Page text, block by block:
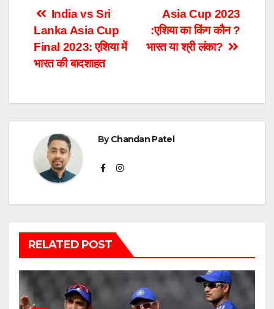
Post
navigation
Asia Cup 2023
:एशिया का किंग कौन ?
भारत या श्री लंका?
India vs Sri
Lanka Asia Cup
Final 2023: एशिया में
भारत की बादशाहत
ByChandan Patel
RELATED POST